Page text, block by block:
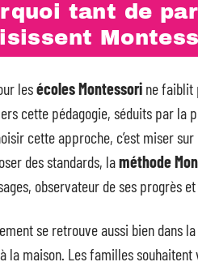
tant de
lesécoles Montessori ne faiblit
cette pédagogie, séduits par la
cette approche, c’est miser sur
des standards, laméthode
observateur de ses progrès
se retrouve aussi bien dans
la maison. Les familles